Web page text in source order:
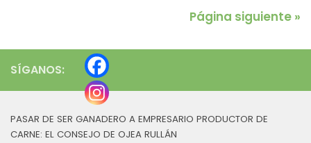
Página siguiente »
SÍGANOS:
PASAR DE SER GANADERO A EMPRESARIO PRODUCTOR DE
CARNE: EL CONSEJO DE OJEA RULLÁN